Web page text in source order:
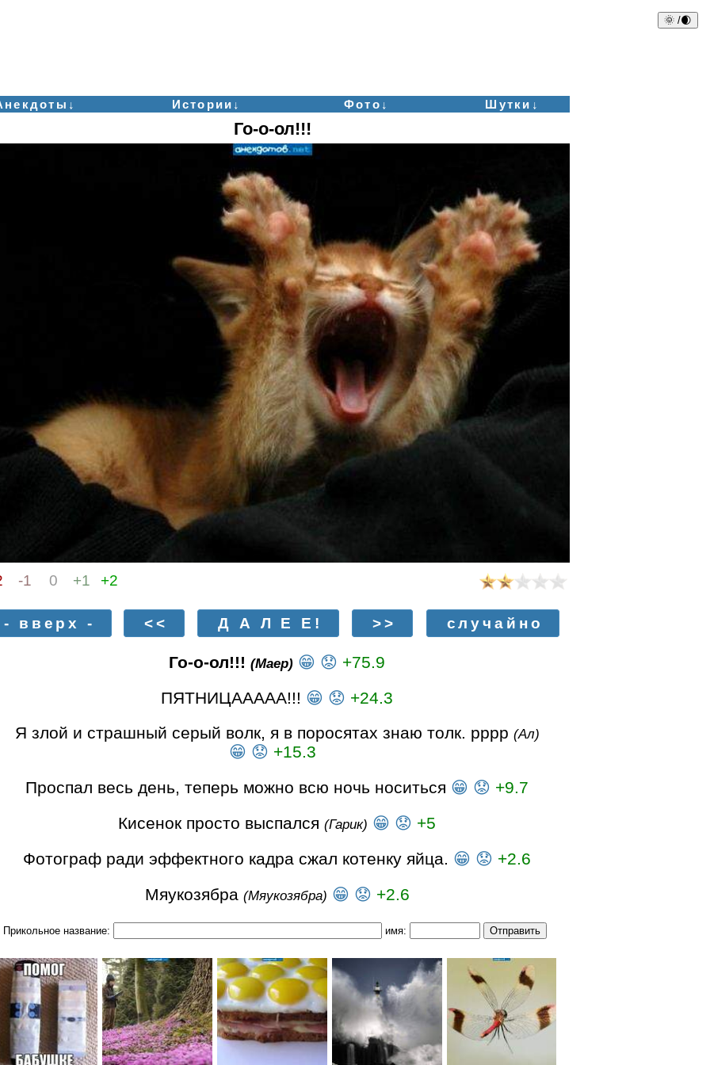
🌞 /🌒
Истории↓ Фото↓ Шутки↓
Го-о-ол!!!
-1 0 +1 +2
- вверх - << Д А Л Е Е! >> случайно
Го-о-ол!!! (Маер) 😁 😟 +75.9
ПЯТНИЦААААА!!! 😁 😟 +24.3
Я злой и страшный серый волк, я в поросятах знаю толк. рррр (Ал)
😁 😟 +15.3
Проспал весь день, теперь можно всю ночь носиться 😁 😟 +9.7
Кисенок просто выспался (Гарик) 😁 😟 +5
Фотограф ради эффектного кадра сжал котенку яйца. 😁 😟 +2.6
Мяукозябра (Мяукозябра) 😁 😟 +2.6
Прикольное название: имя: